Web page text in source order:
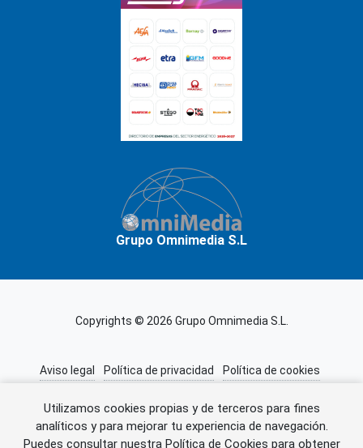
Utilizamos cookies propias y de terceros para fines
analíticos y para mejorar tu experiencia de navegación.
Puedes consultar nuestra Política de Cookies para obtener
Grupo Omnimedia S.L
Copyrights © 2026 Grupo Omnimedia S.L.
Aviso legal Política de privacidad
Política de cookies